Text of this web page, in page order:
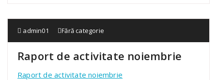
admin01 Fără categorie
Raport de activitate noiembrie
Raport de activitate noiembrie